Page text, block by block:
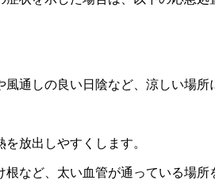
通しの良い日陰など、涼しい場所
放出しやすくします。
根など、太い血管が通っている場所